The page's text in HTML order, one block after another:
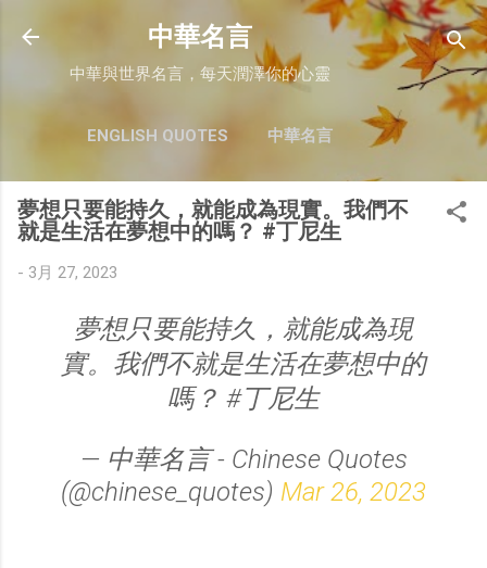
跳至主要內容
中華名言
中華與世界名言，每天潤澤你的心靈
ENGLISH QUOTES 中華名言
夢想只要能持久，就能成為現實。我們不
就是生活在夢想中的嗎？ #丁尼生
- 3月 27, 2023
夢想只要能持久，就能成為現
實。我們不就是生活在夢想中的
嗎？ #丁尼生
— 中華名言 - Chinese Quotes
(@chinese_quotes) Mar 26, 2023